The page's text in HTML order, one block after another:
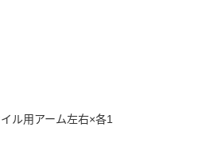
ル用アーム左右×各1